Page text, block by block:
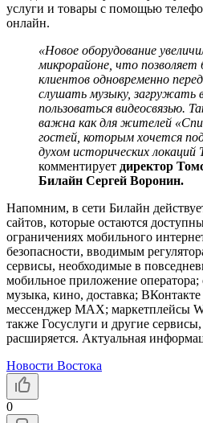
услуги и товары с помощью
онлайн.
«Новое оборудование
микрорайоне, что позволяет
клиентов одновременно
слушать музыку, загружать
пользоваться видеосвязью.
важна как для жителей
гостей, которым хочется
духом исторических
комментирует директор
Билайн Сергей Воронин.
Напомним, в сети Билайн
сайтов, которые остаются
ограничениях мобильного
безопасности, вводимым
сервисы, необходимые в
мобильное приложение
музыка, кино, доставка;
мессенджер MAX; маркетплейсы
также Госуслуги и другие
расширяется. Актуальная
Новости Востока
0